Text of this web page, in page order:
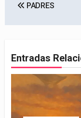
de
PADRES
Entradas